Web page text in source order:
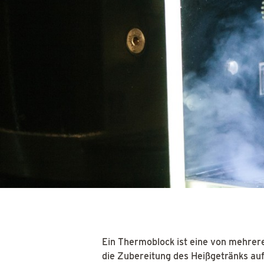
Ein Thermoblock ist eine von
die Zubereitung des Heißgetränks